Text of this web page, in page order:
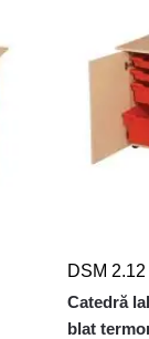
DSM 2.12
Catedră
blat